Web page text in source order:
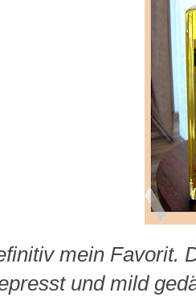
mein Favorit.
und mild